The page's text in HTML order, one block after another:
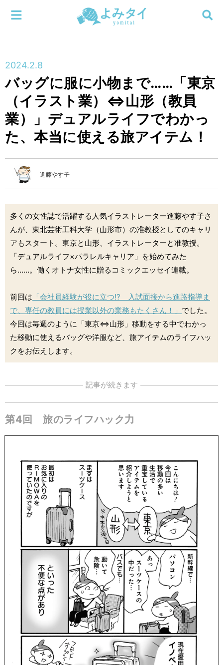
連載
新刊
特集
編集部
検索する
メニューを閉じる
2024.2.8
バッグに服に小物まで……「東京
（イラスト業）⇔山形（教員
業）」デュアルライフでわかっ
た、本当に使える旅アイテム！
進藤やす子
多くの女性誌で活躍する人気イラストレーター進藤やす子さ
んが、東北芸術工科大学（山形市）の准教授としてのキャリ
アもスタート。東京と山形、イラストレーターと准教授。
「デュアルライフ×パラレルキャリア」を始めてみた
ら……。働くオトナ女性に贈るコミックエッセイ連載。
前回は 「会社員経験が役に立つ!? 入試面接から進路指導ま
で、専任の教員には授業以外の業務もたくさん！」 でした。
今回は毎週のように「東京⇔山形」移動をする中でわかっ
た移動に使えるバッグや洋服など、旅アイテムのライフハッ
クをお伝えします。
記事が続きます
第4回 旅のライフハック力